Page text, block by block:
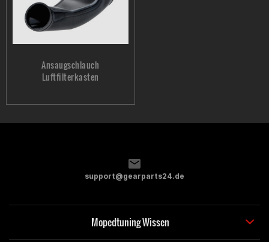
Ansaugschlauch
Luftfilterkasten
support@gearparts24.de
Mopedtuning Wissen